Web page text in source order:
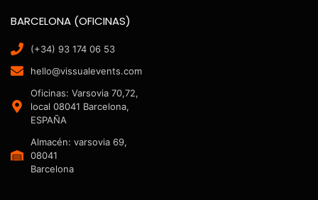
BARCELONA (OFICINAS)
(+34) 93 174 06 53
hello@vissualevents.com
Oficinas: Varsovia 70,72,
local 08041 Barcelona,
ESPAÑA
Almacén: varsovia 69,
08041
Barcelona